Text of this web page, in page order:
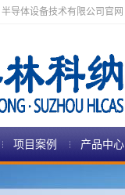
导体设备技术有限公司官网
项目案例 产品中心